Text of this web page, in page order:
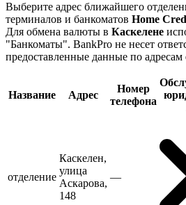
Выберите адрес ближайшего
терминалов и банкоматов Home
Для обмена валюты в Каскелене
"Банкоматы". BankPro не несет
предоставленные данные по адресам
Название Адрес
Номер
телефона
отделение
Каскелен,
улица
Аскарова,
148
—